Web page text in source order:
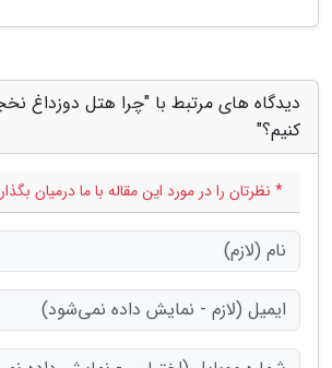
دیدگاه های مرتبط با "چرا هتل دوزداغ
کنیم؟"
* نظرتان را در مورد این مقاله با ما درمیان